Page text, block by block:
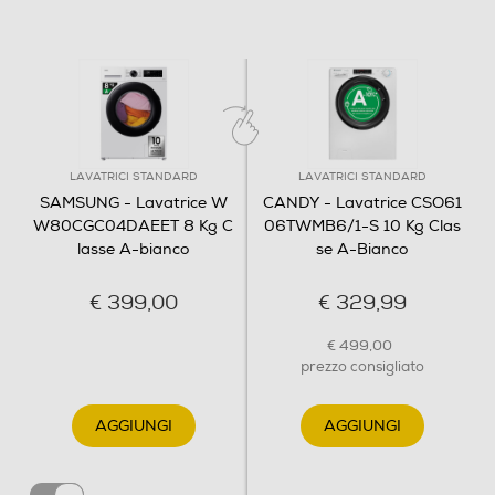
Funzione extra risciacquo
Autoregolazione livello acqua
Indicazione fasi lavaggio
rivenditore tra quelli aderenti all'iniziativa Bonus
Elettrodomestici, per acquistare anche gli
elettrodomestici Samsung contraddistinti dal bollino
MADE in EU. Per maggiori dettagli visita il sito
del Ministero dell'economia e delle Finanze.
LAVATRICI STANDARD
SAMSUNG - Lavatrice W
W80CGC04DAEET 8 Kg C
lasse A-bianco
€ 399,00
AGGIUNGI
LAVATRICI STANDARD
CANDY - Lavatrice CSO61
06TWMB6/1-S 10 Kg Clas
se A-Bianco
€ 329,99
€ 499,00
prezzo consigliato
AGGIUNGI